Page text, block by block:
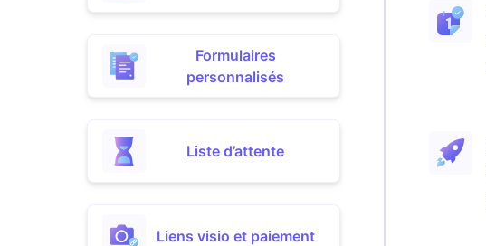
Formulaires
personnalisés
Liste d’attente
Liens visio et paiement